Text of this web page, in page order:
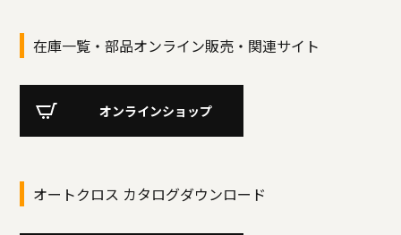
在庫一覧・部品オンライン販売・関連サイト
オンラインショップ
オートクロス カタログダウンロード